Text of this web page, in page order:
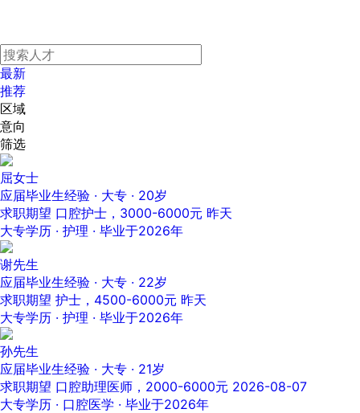
最新
推荐
区域
意向
筛选
屈女士
应届毕业生经验 · 大专 · 20岁
求职期望 口腔护士，3000-6000元 昨天
大专学历 · 护理 · 毕业于2026年
谢先生
应届毕业生经验 · 大专 · 22岁
求职期望 护士，4500-6000元 昨天
大专学历 · 护理 · 毕业于2026年
孙先生
应届毕业生经验 · 大专 · 21岁
求职期望 口腔助理医师，2000-6000元 2026-08-07
大专学历 · 口腔医学 · 毕业于2026年